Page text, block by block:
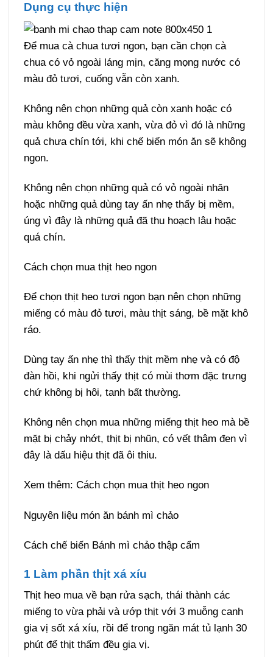
Dụng cụ thực hiện
Để mua cà chua tươi ngon, bạn cần chọn cà
chua có vỏ ngoài láng mịn, căng mọng nước có
màu đỏ tươi, cuống vẫn còn xanh.
Không nên chọn những quả còn xanh hoặc có
màu không đều vừa xanh, vừa đỏ vì đó là những
quả chưa chín tới, khi chế biến món ăn sẽ không
ngon.
Không nên chọn những quả có vỏ ngoài nhăn
hoặc những quả dùng tay ấn nhẹ thấy bị mềm,
úng vì đây là những quả đã thu hoạch lâu hoặc
quá chín.
Cách chọn mua thịt heo ngon
Để chọn thịt heo tươi ngon bạn nên chọn những
miếng có màu đỏ tươi, màu thịt sáng, bề mặt khô
ráo.
Dùng tay ấn nhẹ thì thấy thịt mềm nhẹ và có độ
đàn hồi, khi ngửi thấy thịt có mùi thơm đặc trưng
chứ không bị hôi, tanh bất thường.
Không nên chọn mua những miếng thịt heo mà bề
mặt bị chảy nhớt, thịt bị nhũn, có vết thâm đen vì
đây là dấu hiệu thịt đã ôi thiu.
Xem thêm: Cách chọn mua thịt heo ngon
Nguyên liệu món ăn bánh mì chảo
Cách chế biến Bánh mì chảo thập cẩm
1 Làm phần thịt xá xíu
Thịt heo mua về bạn rửa sạch, thái thành các
miếng to vừa phải và ướp thịt với 3 muỗng canh
gia vị sốt xá xíu, rồi để trong ngăn mát tủ lạnh 30
phút để thịt thấm đều gia vị.